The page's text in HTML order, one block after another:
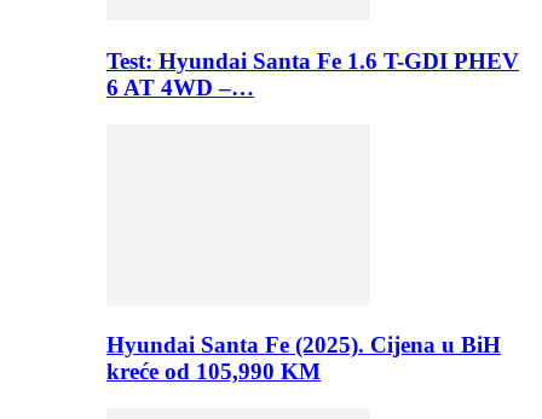
Test: Hyundai Santa Fe 1.6 T-GDI PHEV
6 AT 4WD –…
Hyundai Santa Fe (2025). Cijena u BiH
kreće od 105,990 KM